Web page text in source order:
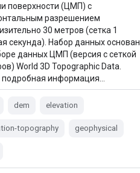
поверхности (ЦМП) с
разрешением
30 метров (сетка 1
секунда). Набор данных основан
данных ЦМП (версия с сеткой
World 3D Topographic Data.
подробная информация…
dem elevation
topography geophysical